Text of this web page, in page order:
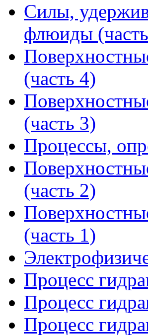
Силы,
флюиды
(часть 4)
(часть 3)
Процессы,
(часть 2)
(часть 1)
Процесс
Процесс
Процесс